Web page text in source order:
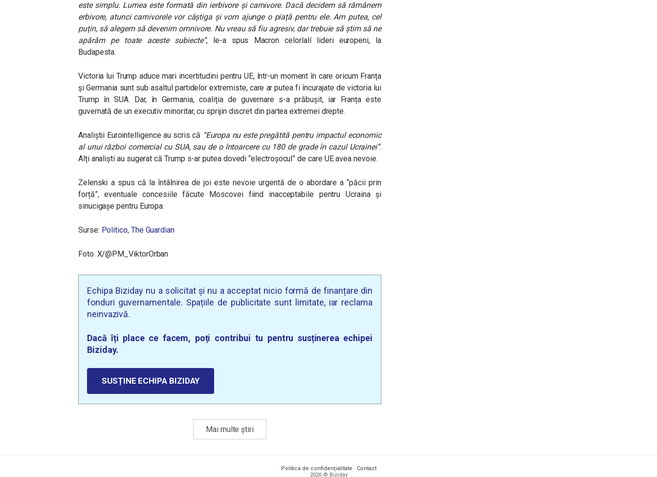
este simplu. Lumea este formată din ierbivore și carnivore. Dacă decidem să rămânem
erbivore, atunci carnivorele vor câștiga și vom ajunge o piață pentru ele. Am putea, cel
puțin, să alegem să devenim omnivore. Nu vreau să fiu agresiv, dar trebuie să știm să ne
apărăm pe toate aceste subiecte”, le-a spus Macron celorlalí lideri europeni, la
Budapesta.
Victoria lui Trump aduce mari incertitudini pentru UE, într-un moment în care oricum Franța
și Germania sunt sub asaltul partidelor extremiste, care ar putea fi încurajate de victoria lui
Trump în SUA. Dar, în Germania, coaliția de guvernare s-a prăbușit, iar Franța este
guvernată de un executiv minoritar, cu sprijin discret din partea extremei drepte.
Analiștii Eurointelligence au scris că “Europa nu este pregătită pentru impactul economic
al unui război comercial cu SUA, sau de o întoarcere cu 180 de grade în cazul Ucrainei”.
Alți analiști au sugerat că Trump s-ar putea dovedi “electroșocul” de care UE avea nevoie.
Zelenski a spus că la întâlnirea de joi este nevoie urgentă de o abordare a “păcii prin
forță”, eventuale concesiile făcute Moscovei fiind inacceptabile pentru Ucraina și
sinucigașe pentru Europa.
Surse: Politico, The Guardian
Foto: X/@PM_ViktorOrban
Echipa Biziday nu a solicitat și nu a acceptat nicio formă de finanțare din
fonduri guvernamentale. Spațiile de publicitate sunt limitate, iar reclama
neinvazivă.
Dacă îți place ce facem, poți contribui tu pentru susținerea echipei
Biziday.
SUSȚINE ECHIPA BIZIDAY
Mai multe știri
Politica de confidențialitate · Contact
2026 © Biziday